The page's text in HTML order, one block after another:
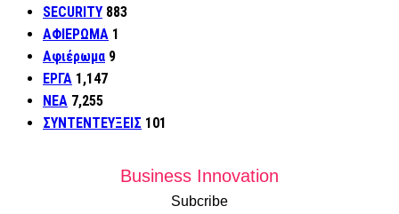
SECURITY 883
ΑΦΙΕΡΩΜΑ 1
Αφιέρωμα 9
ΕΡΓΑ 1,147
ΝΕΑ 7,255
ΣΥΝΤΕΝΤΕΥΞΕΙΣ 101
Business Innovation
Subcribe